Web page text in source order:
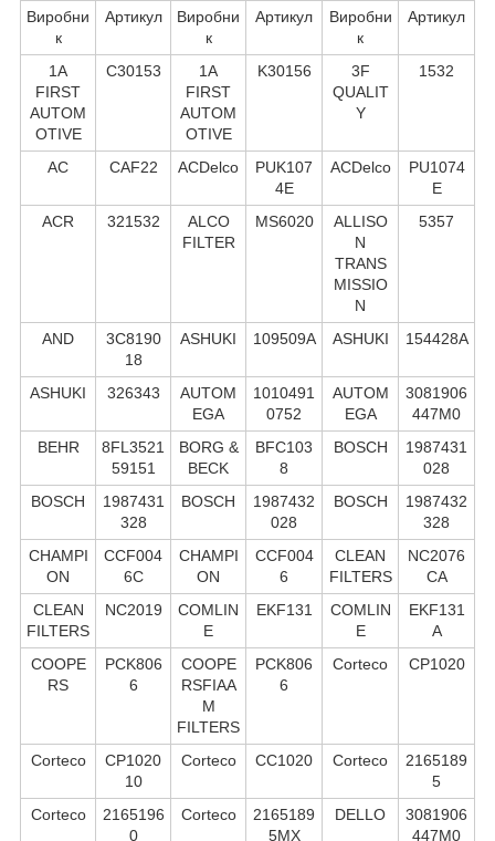
Виробни
к
Артикул
Виробни
к
Артикул
Виробни
к
Артикул
1A
FIRST
AUTOM
OTIVE
C30153
1A
FIRST
AUTOM
OTIVE
K30156
3F
QUALIT
Y
1532
AC CAF22 ACDelco
PUK107
4E
ACDelco
PU1074
E
ACR
321532
ALCO
FILTER
MS6020
ALLISO
N
TRANS
MISSIO
N
5357
AND
3C8190
18
ASHUKI 109509A ASHUKI 154428A
ASHUKI 326343
AUTOM
EGA
1010491
0752
AUTOM
EGA
3081906
447M0
BEHR
8FL3521
59151
BORG &
BECK
BFC103
8
BOSCH
1987431
028
BOSCH
1987431
328
BOSCH
1987432
028
BOSCH
1987432
328
CHAMPI
ON
CCF004
6C
CHAMPI
ON
CCF004
6
CLEAN
FILTERS
NC2076
CA
CLEAN
FILTERS
NC2019
COMLIN
E
EKF131
COMLIN
E
EKF131
A
COOPE
RS
PCK806
6
COOPE
RSFIAA
M
FILTERS
PCK806
6
Corteco CP1020
Corteco
CP1020
10
Corteco CC1020 Corteco
2165189
5
Corteco
2165196
0
Corteco
2165189
5MX
DELLO
3081906
447M0